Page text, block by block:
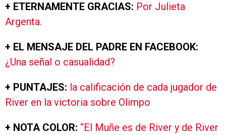
+ ETERNAMENTE GRACIAS: Por Julieta
Argenta.
+ EL MENSAJE DEL PADRE EN FACEBOOK:
¿Una señal o casualidad?
+ PUNTAJES: la calificación de cada jugador de
River en la victoria sobre Olimpo
+ NOTA COLOR: “El Muñe es de River y de River